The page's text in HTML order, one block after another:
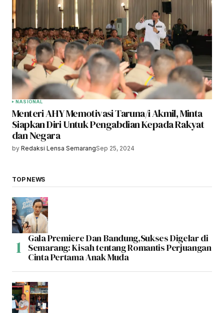
NASIONAL
Menteri AHY Memotivasi Taruna/i Akmil, Minta
Siapkan Diri Untuk Pengabdian Kepada Rakyat
dan Negara
by Redaksi Lensa SemarangSep 25, 2024
TOP NEWS
Gala Premiere Dan Bandung,Sukses Digelar di
Semarang: Kisah tentang Romantis Perjuangan
Cinta Pertama Anak Muda